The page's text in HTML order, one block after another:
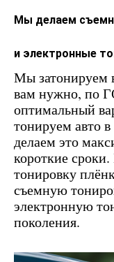
Мы делаем
и электронные
Мы затонируем
вам нужно, по
оптимальный
тонируем авто
делаем это
короткие
тонировку
съемную
электронную
поколения.